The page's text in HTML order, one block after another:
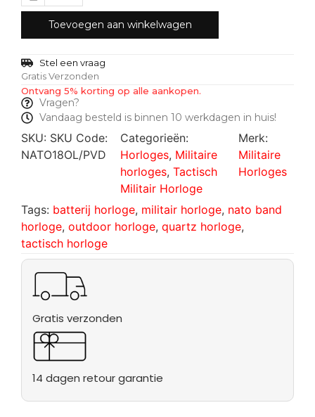
Toevoegen aan winkelwagen
Stel een vraag
Gratis Verzonden
Ontvang 5% korting op alle aankopen.
Vragen?
Vandaag besteld is binnen 10 werkdagen in huis!
SKU: SKU Code:
NATO18OL/PVD
Categorieën:
Horloges, Militaire
horloges, Tactisch
Militair Horloge
Merk:
Militaire
Horloges
Tags: batterij horloge, militair horloge, nato band
horloge, outdoor horloge, quartz horloge,
tactisch horloge
Gratis verzonden
14 dagen retour garantie